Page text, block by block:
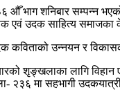
औँ भाग शनिबार सम्पन्न
उदक साहित्य समाजका
उदक कविताको उन्नयन र
शृङ्खलाका लागि विहान
२३६ मा सहभागी